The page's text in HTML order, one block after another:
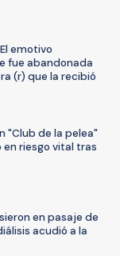
emotivo
fue abandonada
(r) que la recibió
"Club de la pelea"
riesgo vital tras
en pasaje de
acudió a la